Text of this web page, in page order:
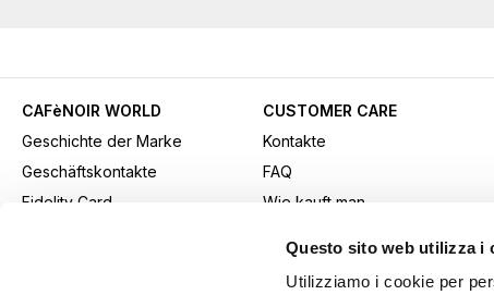
Questo sito web utilizza i
Utilizziamo i cookie per
CAFèNOIR WORLD
Geschichte der Marke
Geschäftskontakte
Fidelity Card
CUSTOMER CARE
Kontakte
FAQ
Wie kauft man
Versand